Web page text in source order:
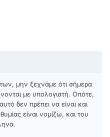
μην ξεχνάμε ότι σήμερα
με υπολογιστή. Οπότε,
δεν πρέπει να είναι και
είναι νομίζω, και του